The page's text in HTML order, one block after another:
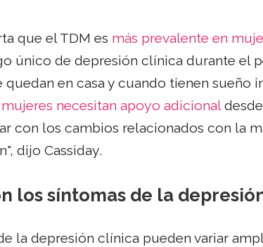
que el TDM es más prevalente en
único de depresión clínica durante el
quedan en casa y cuando tienen
mujeres necesitan apoyo adicional
con los cambios relacionados con la
dijo Cassiday.
los síntomas de la
la depresión clínica pueden variar